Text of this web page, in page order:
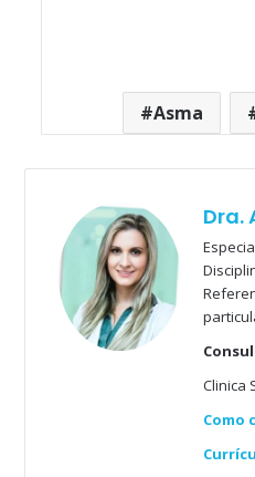
Asma
Dra.
Clinica
Como